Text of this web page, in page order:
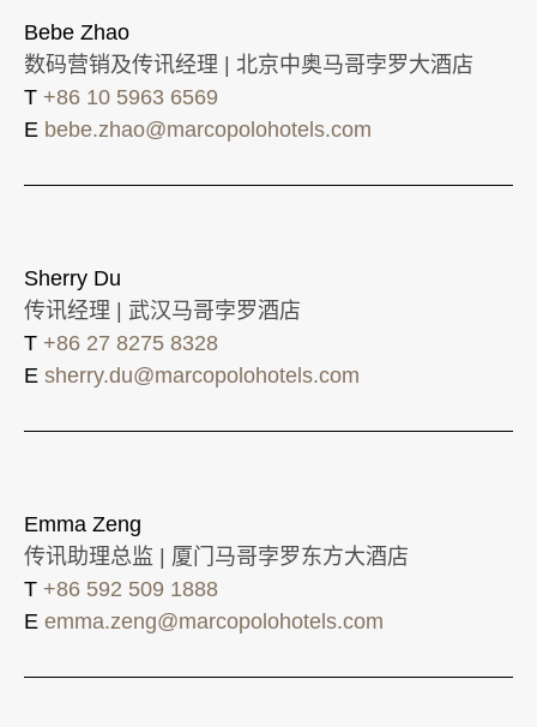
Bebe Zhao
数码营销及传讯经理 | 北京中奥马哥孛罗大酒店
T +86 10 5963 6569
E bebe.zhao@marcopolohotels.com
Sherry Du
传讯经理 | 武汉马哥孛罗酒店
T +86 27 8275 8328
E sherry.du@marcopolohotels.com
Emma Zeng
传讯助理总监 | 厦门马哥孛罗东方大酒店
T +86 592 509 1888
E emma.zeng@marcopolohotels.com